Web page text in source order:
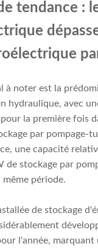
tendance :
à noter est la
hydraulique, avec
la première fois
par pompage-
une capacité
de stockage par
période.
de stockage
l'année, marquant